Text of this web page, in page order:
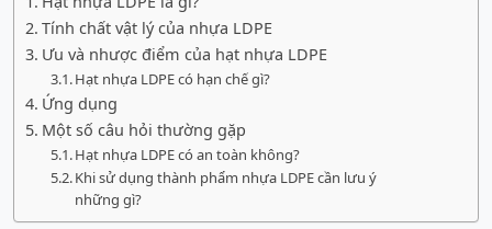
Tính chất vật lý của nhựa LDPE
Ưu và nhược điểm của hạt nhựa LDPE
Hạt nhựa LDPE có hạn chế gì?
Ứng dụng
Một số câu hỏi thường gặp
Hạt nhựa LDPE có an toàn không?
Khi sử dụng thành phẩm nhựa LDPE cần lưu ý
những gì?